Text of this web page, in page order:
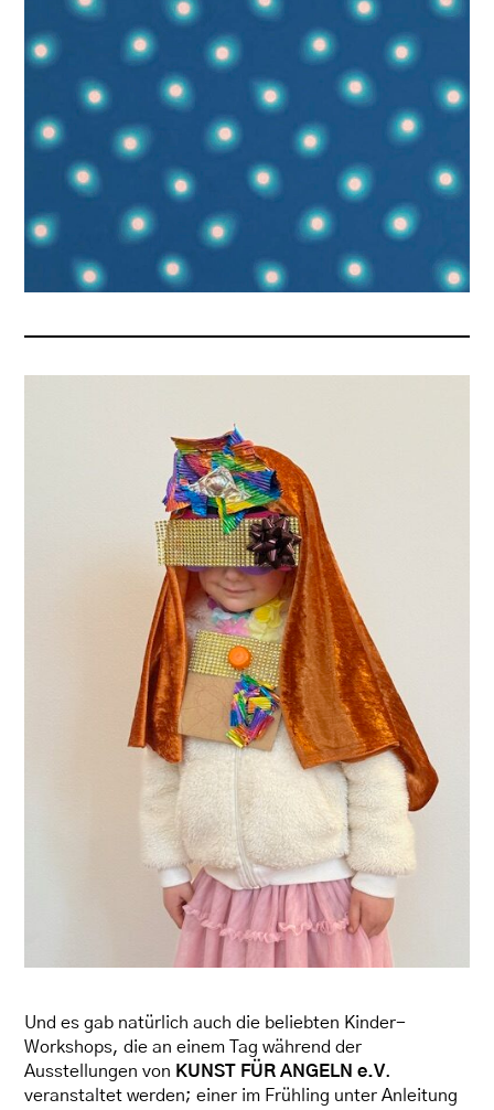
Und es gab natürlich auch die beliebten Kinder-
Workshops, die an einem Tag während der
Ausstellungen von KUNST FÜR ANGELN e.V.
veranstaltet werden; einer im Frühling unter Anleitung